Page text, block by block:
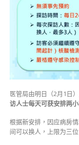
明
一
图
睇
清
最
安
排〉
医管局由明日（2月1日
访人士每天可获安排两
根据新安排，因应病房
间可以换人，上限为三位